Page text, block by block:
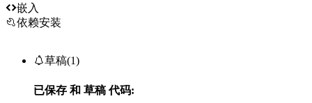
嵌入
依赖安装
草稿(1)
已保存 和 草稿代码: